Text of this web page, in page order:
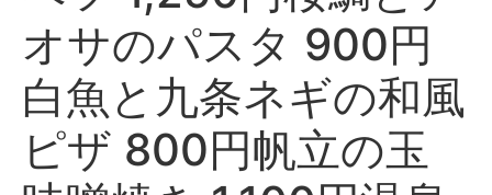
オサのパスタ 900円
白魚と九条ネギの和風
ピザ 800円帆立の玉